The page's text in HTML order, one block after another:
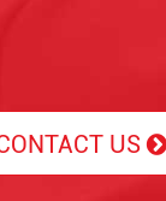
US